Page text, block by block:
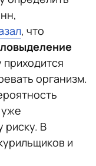
, что
приходится
организм.
В
и